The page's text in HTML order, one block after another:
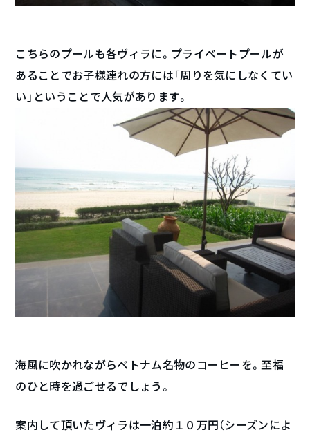
こちらのプールも各ヴィラに。プライベートプールが
あることでお子様連れの方には「周りを気にしなくてい
い」ということで人気があります。
海風に吹かれながらベトナム名物のコーヒーを。至福
のひと時を過ごせるでしょう。
案内して頂いたヴィラは一泊約１０万円（シーズンによ